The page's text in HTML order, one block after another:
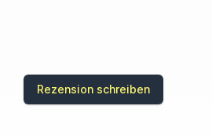
Rezension schreiben